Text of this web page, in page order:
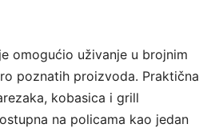
omogućio uživanje u brojnim
poznatih proizvoda. Praktična
kobasica i grill
na policama kao jedan